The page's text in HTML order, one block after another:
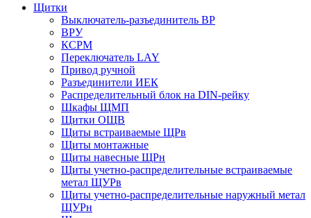
Щитки
Выключатель-разъединитель ВР
ВРУ
КСРМ
Переключатель LAY
Привод ручной
Разъединители ИЕК
Распределительный блок на DIN-рейку
Шкафы ЩМП
Щитки ОЩВ
Щиты встраиваемые ЩРв
Щиты монтажные
Щиты навесные ЩРн
Щиты учетно-распределительные встраиваемые
метал ЩУРв
Щиты учетно-распределительные наружный метал
ЩУРн